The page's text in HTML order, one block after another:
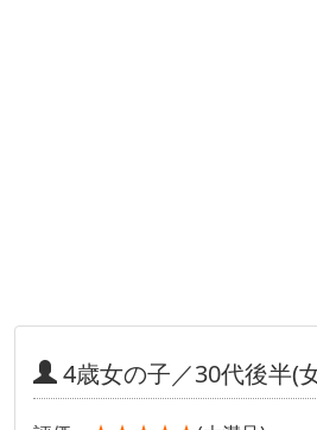
4歳女の子／30代後半(